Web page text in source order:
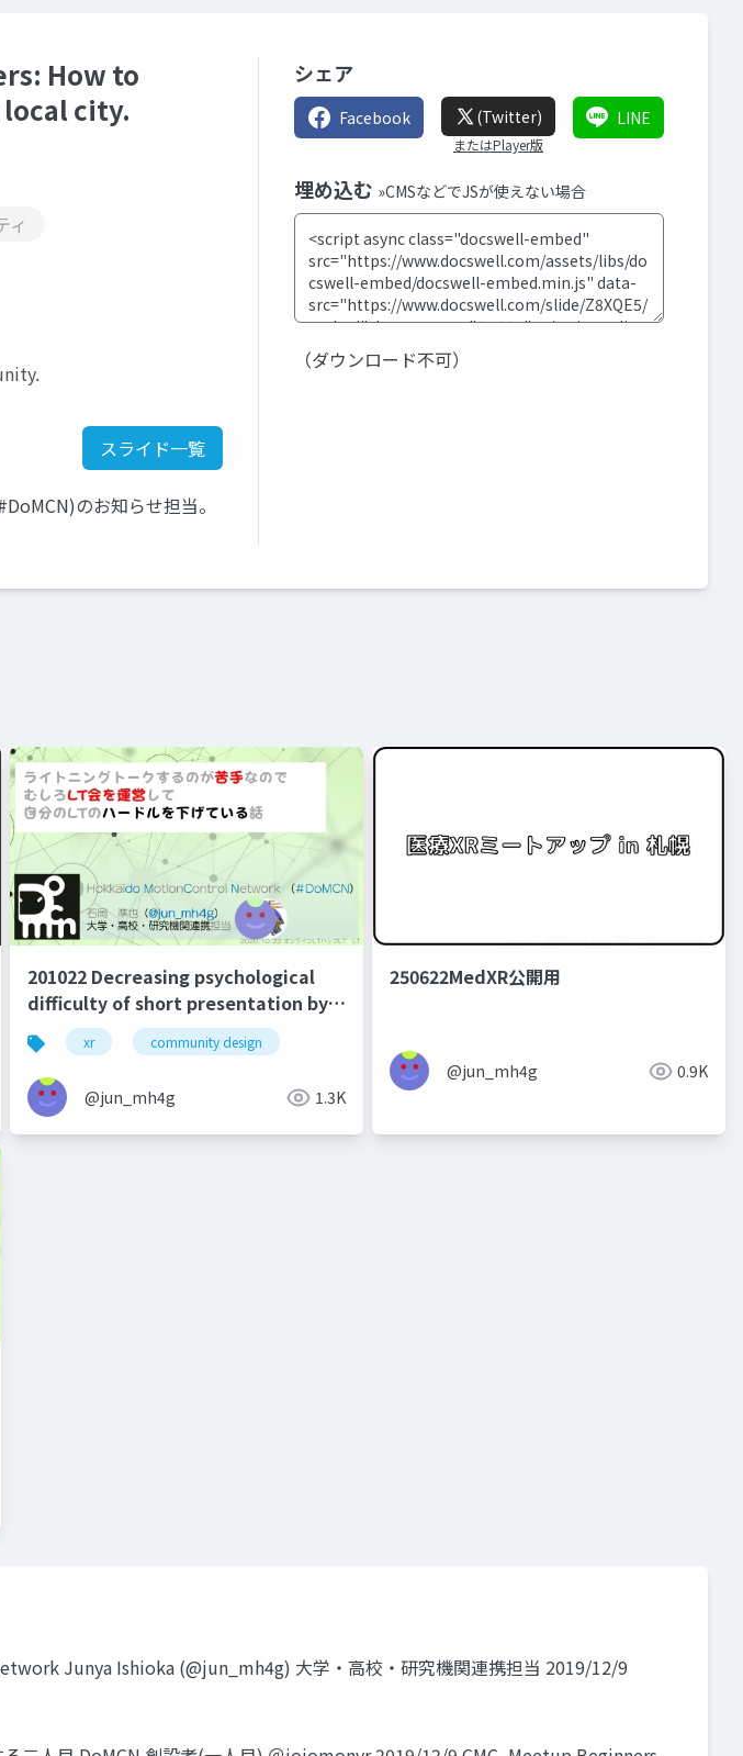
How to
city.
ィ
スライド一覧
のお知らせ担当。
シェア
Facebook (Twitter)
またはPlayer版
LINE
埋め込む »CMSなどでJSが使えない場合
（ダウンロード不可）
japanxrfest community 地方
201022 Decreasing psychological
difficulty of short presentation by
joining organizing member of
online seminar
xr community design
@jun_mh4g 1.3K
250622MedXR公開用
@jun_mh4g 0.9K
Junya Ishioka (@jun_mh4g) 大学・高校・研究機関連携担当 2019/12/9